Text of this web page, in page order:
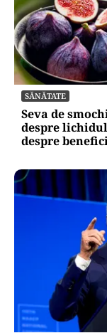
SĂNĂTATE
Seva de
despre
despre